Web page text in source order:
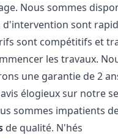
Nous sommes
d'intervention sont
sont compétitifs et
les travaux.
une garantie de 2
élogieux sur notre
sommes impatients
de qualité. N'hés